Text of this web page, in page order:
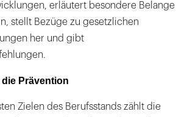
erläutert besondere Belange
stellt Bezüge zu gesetzlichen
her und gibt
die Prävention
Zielen des Berufsstands zählt die